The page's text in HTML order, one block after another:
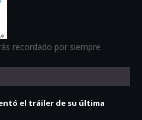
recordado por siempre
el tráiler de su última